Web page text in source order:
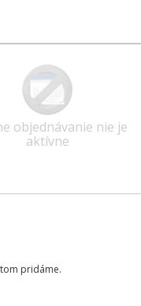
objednávanie nie je
aktívne
pridáme.